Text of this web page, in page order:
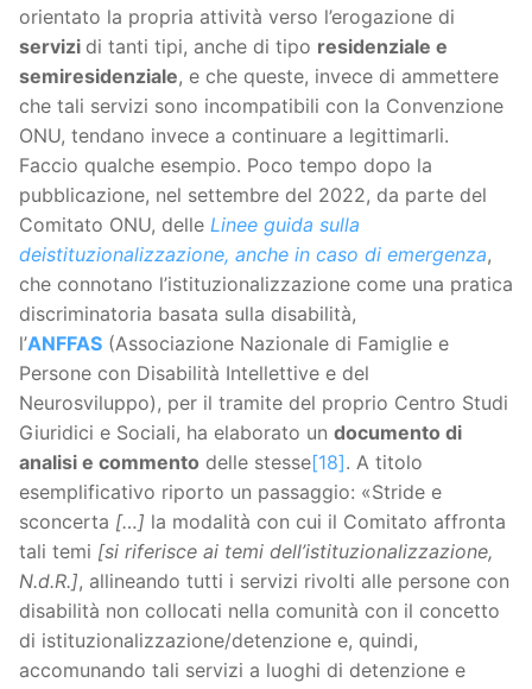
orientato la propria attività verso l’erogazione di
servizi di tanti tipi, anche di tipo residenziale e
semiresidenziale, e che queste, invece di ammettere
che tali servizi sono incompatibili con la Convenzione
ONU, tendano invece a continuare a legittimarli.
Faccio qualche esempio. Poco tempo dopo la
pubblicazione, nel settembre del 2022, da parte del
Comitato ONU, delle Linee guida sulla
deistituzionalizzazione, anche in caso di emergenza,
che connotano l’istituzionalizzazione come una pratica
discriminatoria basata sulla disabilità,
l’ANFFAS (Associazione Nazionale di Famiglie e
Persone con Disabilità Intellettive e del
Neurosviluppo), per il tramite del proprio Centro Studi
Giuridici e Sociali, ha elaborato un documento di
analisi e commento delle stesse[18]. A titolo
esemplificativo riporto un passaggio: «Stride e
sconcerta […] la modalità con cui il Comitato affronta
tali temi [si riferisce ai temi dell’istituzionalizzazione,
N.d.R.], allineando tutti i servizi rivolti alle persone con
disabilità non collocati nella comunità con il concetto
di istituzionalizzazione/detenzione e, quindi,
accomunando tali servizi a luoghi di detenzione e